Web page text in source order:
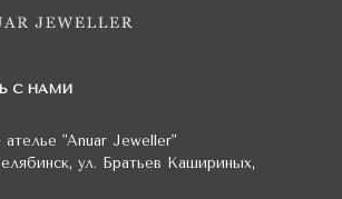
С НАМИ
"Anuar Jeweller"
, ул. Братьев Кашириных,